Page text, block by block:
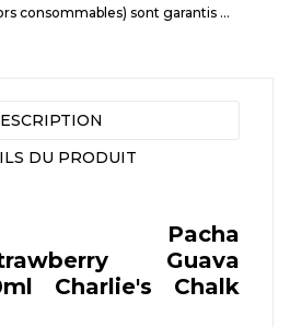
Tous vos matériels (hors consommables) sont garantis 3 mois à partir de la date d'achat
DU PRODUIT
Pacha
Guava
Charlie's Chalk